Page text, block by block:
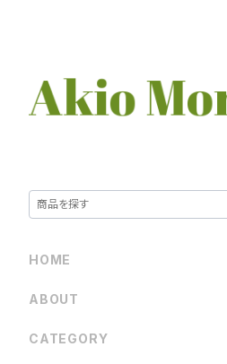
HOME
ABOUT
CATEGORY